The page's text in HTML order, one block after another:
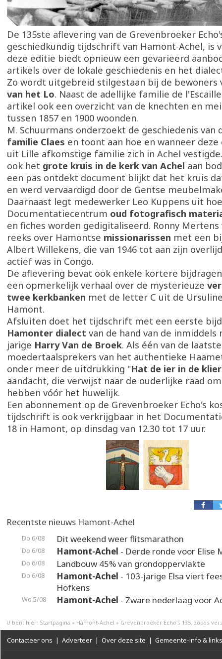
De 135ste aflevering van de Grevenbroeker
geschiedkundig tijdschrift van Hamont-Achel, is
deze editie biedt opnieuw een gevarieerd
artikels over de lokale geschiedenis en het
Zo wordt uitgebreid stilgestaan bij de bewoners
van het Lo. Naast de adellijke familie de
artikel ook een overzicht van de knechten en
tussen 1857 en 1900 woonden.
M. Schuurmans onderzoekt de geschiedenis van
familie Claes en toont aan hoe en wanneer
uit Lille afkomstige familie zich in Achel
ook het grote kruis in de kerk van Achel aan
een pas ontdekt document blijkt dat het kruis
en werd vervaardigd door de Gentse
Daarnaast legt medewerker Leo Kuppens uit
Documentatiecentrum oud fotografisch
en fiches worden gedigitaliseerd. Ronny
reeks over Hamontse missionarissen met een
Albert Willekens, die van 1946 tot aan zijn
actief was in Congo.
De aflevering bevat ook enkele kortere
een opmerkelijk verhaal over de mysterieuze
twee kerkbanken met de letter C uit de
Hamont.
Afsluiten doet het tijdschrift met een eerste
Hamonter dialect van de hand van de inmiddels
jarige Harry Van de Broek. Als één van de laatste
moedertaalsprekers van het authentieke
onder meer de uitdrukking "Hat de ier in de
aandacht, die verwijst naar de ouderlijke raad
hebben vóór het huwelijk.
Een abonnement op de Grevenbroeker Echo's
tijdschrift is ook verkrijgbaar in het
18 in Hamont, op dinsdag van 12.30 tot 17 uur.
Recentste nieuws Hamont-Achel
Do 6/08 Dit weekend weer flitsmarathon
Do 6/08 Hamont-Achel - Derde ronde voor Elise
Do 6/08 Landbouw 45% van grondoppervlakte
Do 6/08 Hamont-Achel - 103-jarige Elsa viert
Hofkens
Wo 5/08 Hamont-Achel - Zware nederlaag voor
U bent hier: Startpagina » Hamont-Achel » Grevenbroeker Echo's 135, zopas
Contacteer ons | Adverteer | Over deze site | Gemeente-info & links